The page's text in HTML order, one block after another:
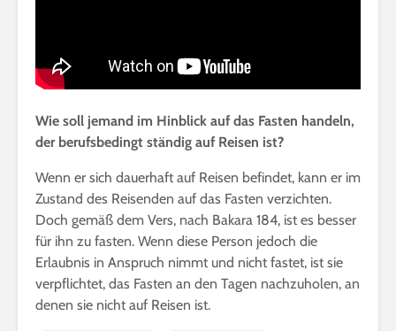
Wie soll jemand im Hinblick auf das Fasten handeln,
der berufsbedingt ständig auf Reisen ist?
Wenn er sich dauerhaft auf Reisen befindet, kann er im
Zustand des Reisenden auf das Fasten verzichten.
Doch gemäß dem Vers, nach Bakara 184, ist es besser
für ihn zu fasten. Wenn diese Person jedoch die
Erlaubnis in Anspruch nimmt und nicht fastet, ist sie
verpflichtet, das Fasten an den Tagen nachzuholen, an
denen sie nicht auf Reisen ist.